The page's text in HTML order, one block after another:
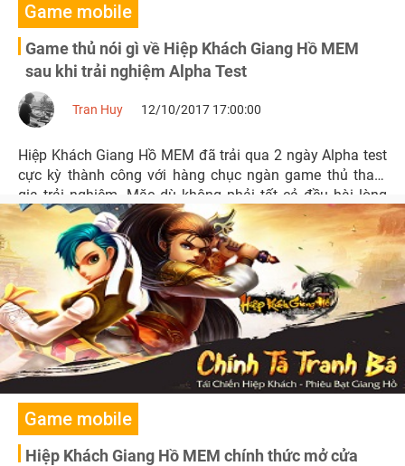
Game mobile
Game thủ nói gì về Hiệp Khách Giang Hồ MEM
sau khi trải nghiệm Alpha Test
Tran Huy 12/10/2017 17:00:00
Hiệp Khách Giang Hồ MEM đã trải qua 2 ngày Alpha test
cực kỳ thành công với hàng chục ngàn game thủ tham
gia trải nghiệm. Mặc dù không phải tất cả đều hài lòng
nhưng đa số người chơi đều có những phản hồi tích cực
về sản phẩm này.
Game mobile
Hiệp Khách Giang Hồ MEM chính thức mở cửa